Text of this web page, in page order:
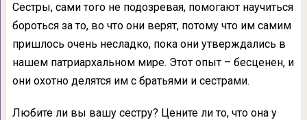
Сестры, сами того не подозревая, помогают научиться
бороться за то, во что они верят, потому что им самим
пришлось очень несладко, пока они утверждались в
нашем патриархальном мире. Этот опыт – бесценен, и
они охотно делятся им с братьями и сестрами.
Любите ли вы вашу сестру? Цените ли то, что она у